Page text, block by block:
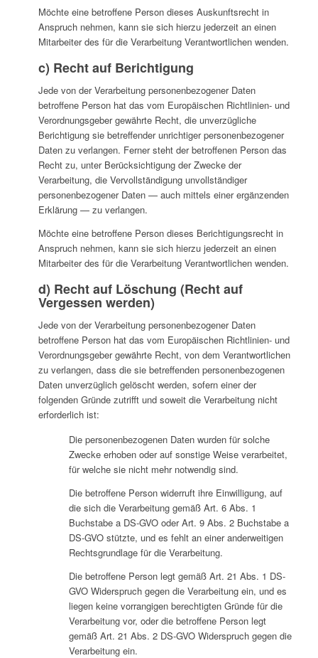
Möchte eine betroffene Person dieses Auskunftsrecht in
Anspruch nehmen, kann sie sich hierzu jederzeit an einen
Mitarbeiter des für die Verarbeitung Verantwortlichen wenden.
c) Recht auf Berichtigung
Jede von der Verarbeitung personenbezogener Daten
betroffene Person hat das vom Europäischen Richtlinien- und
Verordnungsgeber gewährte Recht, die unverzügliche
Berichtigung sie betreffender unrichtiger personenbezogener
Daten zu verlangen. Ferner steht der betroffenen Person das
Recht zu, unter Berücksichtigung der Zwecke der
Verarbeitung, die Vervollständigung unvollständiger
personenbezogener Daten — auch mittels einer ergänzenden
Erklärung — zu verlangen.
Möchte eine betroffene Person dieses Berichtigungsrecht in
Anspruch nehmen, kann sie sich hierzu jederzeit an einen
Mitarbeiter des für die Verarbeitung Verantwortlichen wenden.
d) Recht auf Löschung (Recht auf
Vergessen werden)
Jede von der Verarbeitung personenbezogener Daten
betroffene Person hat das vom Europäischen Richtlinien- und
Verordnungsgeber gewährte Recht, von dem Verantwortlichen
zu verlangen, dass die sie betreffenden personenbezogenen
Daten unverzüglich gelöscht werden, sofern einer der
folgenden Gründe zutrifft und soweit die Verarbeitung nicht
erforderlich ist:
Die personenbezogenen Daten wurden für solche
Zwecke erhoben oder auf sonstige Weise verarbeitet,
für welche sie nicht mehr notwendig sind.
Die betroffene Person widerruft ihre Einwilligung, auf
die sich die Verarbeitung gemäß Art. 6 Abs. 1
Buchstabe a DS-GVO oder Art. 9 Abs. 2 Buchstabe a
DS-GVO stützte, und es fehlt an einer anderweitigen
Rechtsgrundlage für die Verarbeitung.
Die betroffene Person legt gemäß Art. 21 Abs. 1 DS-
GVO Widerspruch gegen die Verarbeitung ein, und es
liegen keine vorrangigen berechtigten Gründe für die
Verarbeitung vor, oder die betroffene Person legt
gemäß Art. 21 Abs. 2 DS-GVO Widerspruch gegen die
Verarbeitung ein.